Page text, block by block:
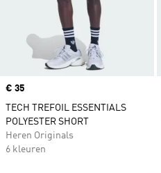
Price
€ 35
TECH TREFOIL ESSENTIALS
POLYESTER SHORT
Heren Originals
6 kleuren